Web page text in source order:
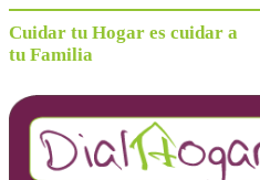
Cuidar tu Hogar es cuidar a
tu Familia